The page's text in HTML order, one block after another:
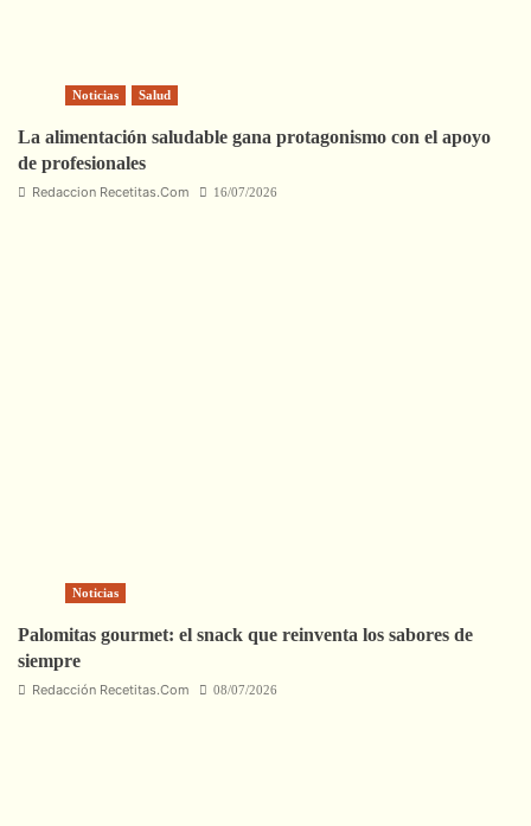
Noticias Salud
La alimentación saludable gana protagonismo con el apoyo
de profesionales
Redaccion Recetitas.Com 16/07/2026
Noticias
Palomitas gourmet: el snack que reinventa los sabores de
siempre
Redacción Recetitas.Com 08/07/2026